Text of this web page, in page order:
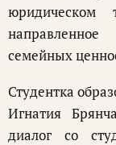
юридическом
семейных
Студентка
Игнатия
диалог со